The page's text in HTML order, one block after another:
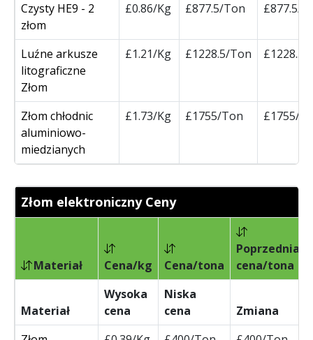
Czysty HE9 - 2
złom
£0.86/Kg £877.5/Ton £877.5/
Luźne arkusze
litograficzne
Złom
£1.21/Kg £1228.5/Ton £1228.5/
Złom chłodnic
aluminiowo-
miedzianych
£1.73/Kg £1755/Ton £1755/
Złom elektroniczny Ceny
Materiał Cena/kg Cena/tona
Poprzednia
cena/tona
Materiał
Wysoka
cena
Niska
cena
Zmiana